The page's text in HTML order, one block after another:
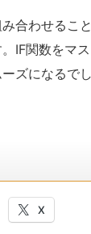
合わせるこ
IF関数をマ
ズになるでし
X